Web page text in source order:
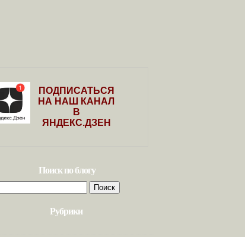
ПОДПИСАТЬСЯ
НА НАШ КАНАЛ
В
ЯНДЕКС.ДЗЕН
Поиск по блогу
Рубрики